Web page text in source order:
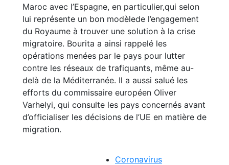
Maroc avec l’Espagne, en particulier,qui selon
lui représente un bon modèlede l’engagement
du Royaume à trouver une solution à la crise
migratoire. Bourita a ainsi rappelé les
opérations menées par le pays pour lutter
contre les réseaux de trafiquants, même au-
delà de la Méditerranée. Il a aussi salué les
efforts du commissaire européen Oliver
Varhelyi, qui consulte les pays concernés avant
d’officialiser les décisions de l’UE en matière de
migration.
Coronavirus